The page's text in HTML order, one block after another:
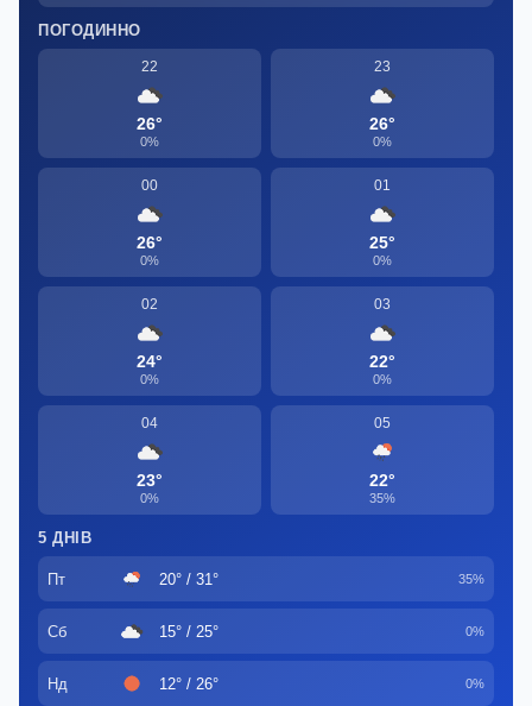
ПОГОДИННО
22
26°
0%
23
26°
0%
00
26°
0%
01
25°
0%
02
24°
0%
03
22°
0%
04
23°
0%
05
22°
35%
5 ДНІВ
Пт 20° / 31° 35%
Сб 15° / 25° 0%
Нд 12° / 26° 0%